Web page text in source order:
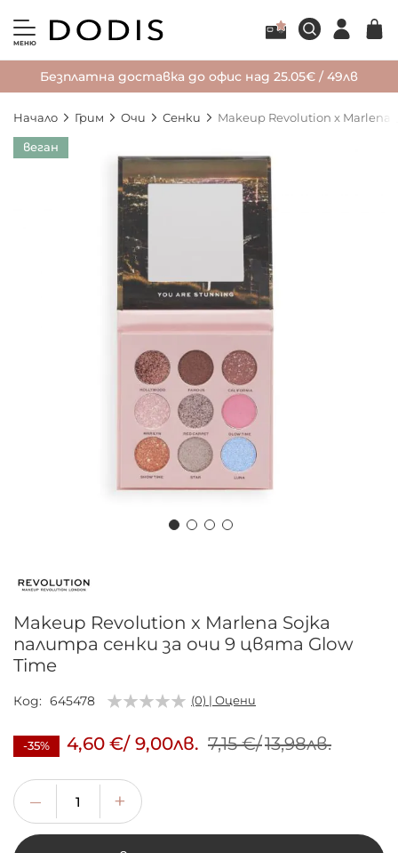
МЕНЮ
Безплатна доставка до офис над 25.05€ / 49лв
Начало Грим Очи Сенки Makeup Revolution x Marlena
веган
Преминете
изображенията
началото
галерия
със
снимки
Makeup Revolution x Marlena Sojka
палитра сенки за очи 9 цвята Glow
Time
Код 645478 (0) | Оцени
-35% 4,60 €/ 9,00лв. 7,15 €/13,98лв.